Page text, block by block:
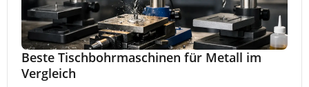
Beste Tischbohrmaschinen für Metall im
Vergleich